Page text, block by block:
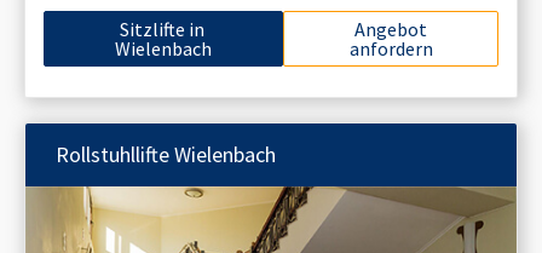
Sitzlifte in
Wielenbach
Angebot
anfordern
RollstuhllifteWielenbach